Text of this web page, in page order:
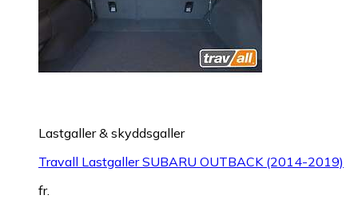
Lastgaller & skyddsgaller
Travall Lastgaller SUBARU OUTBACK (2014-2019)
fr.